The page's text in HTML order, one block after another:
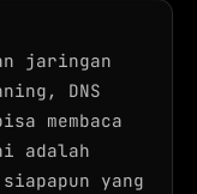
jaringan
DNS
membaca
adalah
yang